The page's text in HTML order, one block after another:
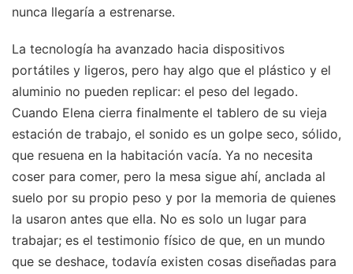
nunca llegaría a estrenarse.
La tecnología ha avanzado hacia dispositivos
portátiles y ligeros, pero hay algo que el plástico y el
aluminio no pueden replicar: el peso del legado.
Cuando Elena cierra finalmente el tablero de su vieja
estación de trabajo, el sonido es un golpe seco, sólido,
que resuena en la habitación vacía. Ya no necesita
coser para comer, pero la mesa sigue ahí, anclada al
suelo por su propio peso y por la memoria de quienes
la usaron antes que ella. No es solo un lugar para
trabajar; es el testimonio físico de que, en un mundo
que se deshace, todavía existen cosas diseñadas para